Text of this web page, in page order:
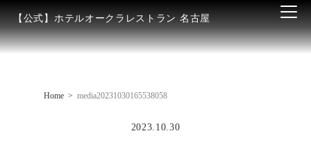
【公式】ホテルオークラレストラン 名古屋
Home media20231030165538058
2023.10.30